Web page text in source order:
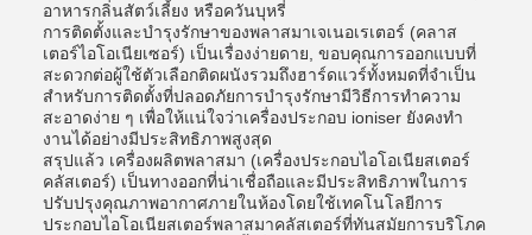
อาหารกลิ่นสัตว์เลี้ยง หรือควันบุหรี่
การติดตั้งและบํารุงรักษาของพลาสมาเจเนอเรเตอร์ (คลาส
เตอร์ไอโอเนียเซอร์) เป็นเรื่องง่ายดาย, ขอบคุณการออกแบบที่
สะดวกต่อผู้ใช้ตัวเลือกติดผนังรวมถึงฮาร์ดแวร์ทั้งหมดที่จําเป็น
สําหรับการติดตั้งที่ปลอดภัยการบํารุงรักษามีวิธีการทําความ
สะอาดง่าย ๆ เพื่อให้แน่ใจว่าเครื่องประกอบ ioniser ยังคงทํา
งานได้อย่างมีประสิทธิภาพสูงสุด
สรุปแล้ว เครื่องผลิตพลาสมา (เครื่องประกอบไอโอเนียสเตอร์
คลัสเตอร์) เป็นทางออกที่น่าเชื่อถือและมีประสิทธิภาพในการ
ปรับปรุงคุณภาพอากาศภายในห้องโดยใช้เทคโนโลยีการ
ประกอบไอโอเนียสเตอร์พลาสมาคลัสเตอร์ที่ทันสมัยการบริโภค